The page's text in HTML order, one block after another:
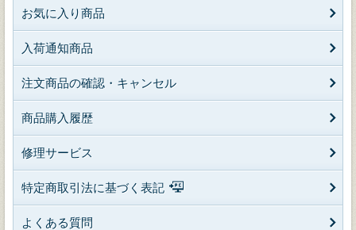
お気に入り商品
入荷通知商品
注文商品の確認・キャンセル
商品購入履歴
修理サービス
特定商取引法に基づく表記
よくある質問